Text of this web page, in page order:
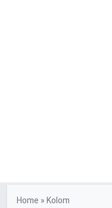
Home »Kolom